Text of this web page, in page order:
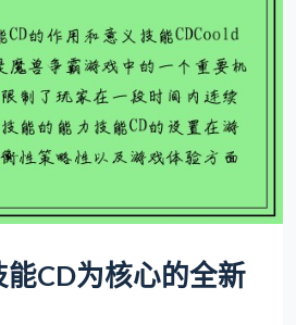
CD为核心的全新